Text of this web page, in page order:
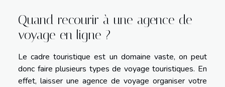
Quand recourir à une agence de
voyage en ligne ?
Le cadre touristique est un domaine vaste, on peut
donc faire plusieurs types de voyage touristiques. En
effet, laisser une agence de voyage organiser votre